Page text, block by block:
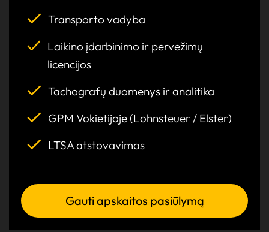
Transporto vadyba
Laikino įdarbinimo ir pervežimų
licencijos
Tachografų duomenys ir analitika
GPM Vokietijoje (Lohnsteuer / Elster)
LTSA atstovavimas
Gauti apskaitos pasiūlymą